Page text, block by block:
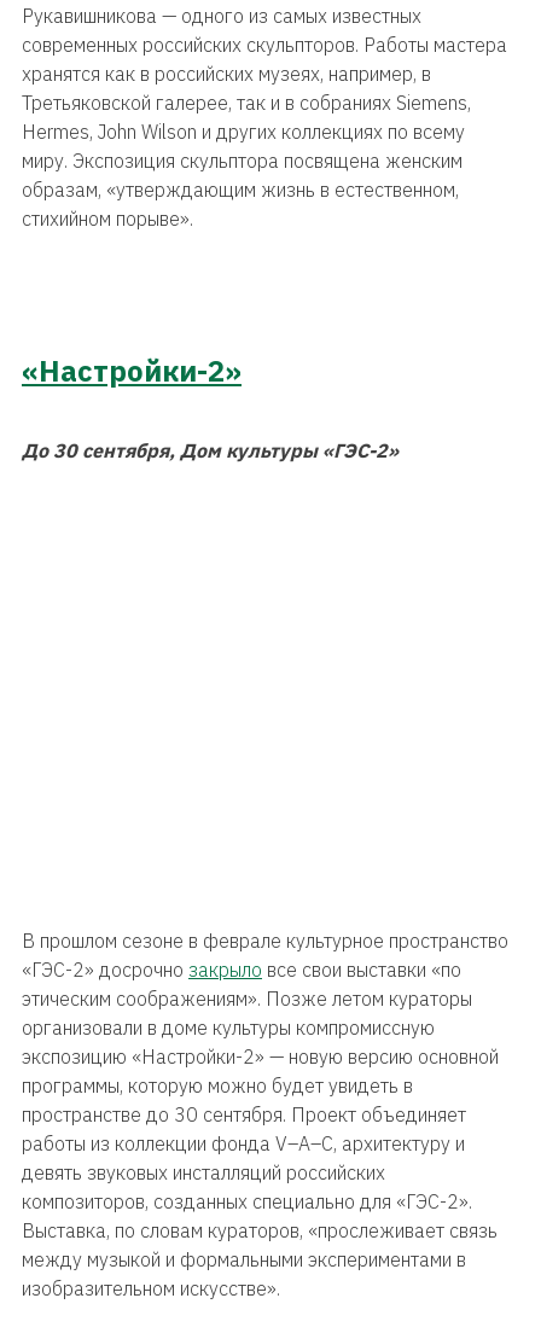
Рукавишникова — одного из самых известных
современных российских скульпторов. Работы мастера
хранятся как в российских музеях, например, в
Третьяковской галерее, так и в собраниях Siemens,
Hermes, John Wilson и других коллекциях по всему
миру. Экспозиция скульптора посвящена женским
образам, «утверждающим жизнь в естественном,
стихийном порыве».
«Настройки-2»
До 30 сентября, Дом культуры «ГЭС-2»
В прошлом сезоне в феврале культурное пространство
«ГЭС-2» досрочно закрыло все свои выставки «по
этическим соображениям». Позже летом кураторы
организовали в доме культуры компромиссную
экспозицию «Настройки-2» — новую версию основной
программы, которую можно будет увидеть в
пространстве до 30 сентября. Проект объединяет
работы из коллекции фонда V–A–C, архитектуру и
девять звуковых инсталляций российских
композиторов, созданных специально для «ГЭС-2».
Выставка, по словам кураторов, «прослеживает связь
между музыкой и формальными экспериментами в
изобразительном искусстве».